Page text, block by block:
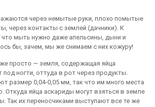
через немытые руки, плохо помытые
через контакты с землей (дачники). К
что мыть нужно даже апельсины, дыни и
бы, зачем, мы же снимаем с них кожуру!
просто — земля, содержащая яйца
под ногти, оттуда в рот через продукты.
размер 0,04-0,05 мм, так что им много места
Откуда яйца аскариды могут взяться в земле
Так их переносчиками выступают все те же